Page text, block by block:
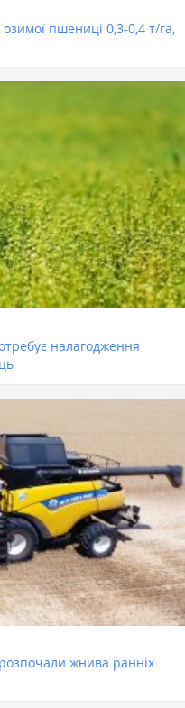
пшениці 0,3-0,4 т/га,
налагодження
жнива ранніх